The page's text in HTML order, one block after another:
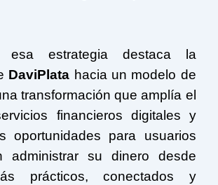
esa estrategia destaca la
DaviPlata hacia un modelo de
transformación que amplía el
financieros digitales y
oportunidades para usuarios
administrar su dinero desde
prácticos, conectados y